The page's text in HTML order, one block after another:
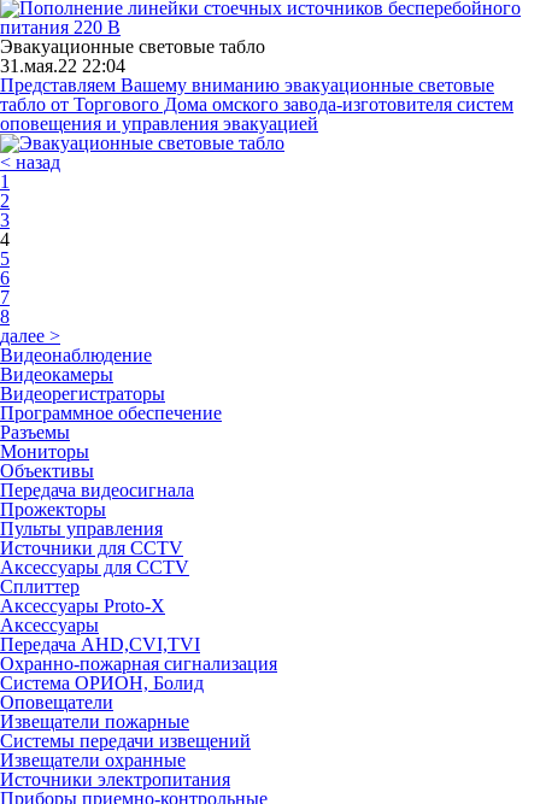
Эвакуационные световые табло
31.мая.22 22:04
Представляем Вашему вниманию эвакуационные световые
табло от Торгового Дома омского завода-изготовителя систем
оповещения и управления эвакуацией
< назад
1
2
3
4
5
6
7
8
далее >
Видеонаблюдение
Видеокамеры
Видеорегистраторы
Программное обеспечение
Разъемы
Мониторы
Объективы
Передача видеосигнала
Прожекторы
Пульты управления
Источники для CCTV
Аксессуары для CCTV
Сплиттер
Аксессуары Proto-X
Аксессуары
Передача AHD,CVI,TVI
Охранно-пожарная сигнализация
Система ОРИОН, Болид
Оповещатели
Извещатели пожарные
Системы передачи извещений
Извещатели охранные
Источники электропитания
Приборы приемно-контрольные